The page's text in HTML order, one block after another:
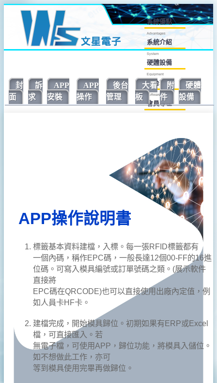
系統優點
Advantages
系統介紹
System
硬體設備
Equipment
後台軟體
Software
會員專區
封
面
訴
求
APP
安裝
APP
操作
後台
管理
大看
板
附
件
硬體
設備
APP操作說明書
標籤基本資料建檔，入標。每一張RFID標籤都有
一個內碼，稱作EPC碼，一般長達12個00-FF的16進
位碼。可寫入模具編號或訂單號碼之類。(展示軟件
直接將
EPC碼在QRCODE)也可以直接使用出廠內定值，例
如人員卡HF卡。
建檔完成，開始模具歸位。初期如果有ERP或Excel
檔，可直接匯入。若
無電子檔，可使用APP，歸位功能，將模具入儲位。
如不想做此工作，亦可
等到模具使用完畢再做歸位。